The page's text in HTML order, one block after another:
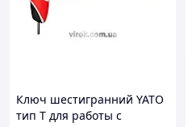
Ключ шестигранний YATO
тип T для работы с